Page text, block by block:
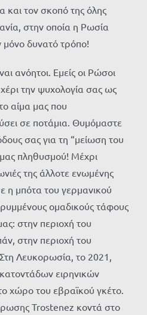
και τον σκοπό της όλης
στην οποία η Ρωσία
δυνατό τρόπο!
ανόητοι. Εμείς οι Ρώσοι
την ψυχολογία σας ως
αίμα μας που
σε ποτάμια. Θυμόμαστε
σας για τη “μείωση του
πληθυσμού! Μέχρι
της άλλοτε ενωμένης
η μπότα του γερμανικού
ομαδικούς τάφους
στην περιοχή του
στην περιοχή του
Λευκορωσία, το 2021,
ειρηνικών
χώρο του εβραϊκού γκέτο.
Trostenez κοντά στο